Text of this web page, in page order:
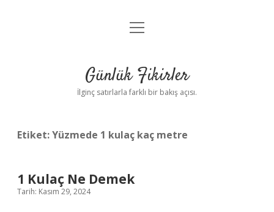
Anasayfa
Yasal Uyarı
menüyü
Günlük Fikirler
İlginç satırlarla farklı bir bakış açısı.
Etiket:Yüzmede 1 kulaç kaç metre
1 Kulaç Ne Demek
Tarih: Kasım 29, 2024